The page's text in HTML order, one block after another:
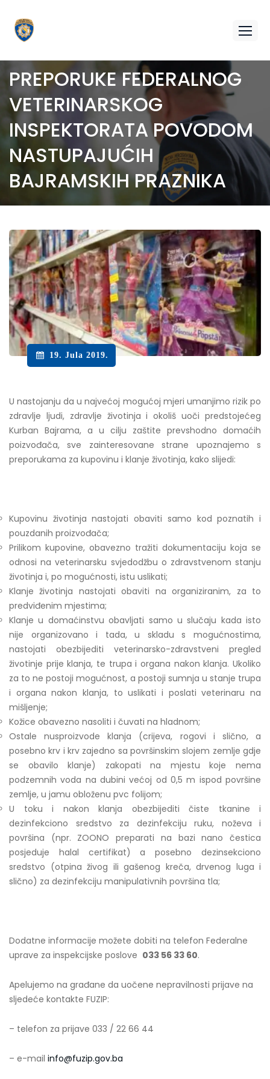
PREPORUKE FEDERALNOG
VETERINARSKOG
INSPEKTORATA POVODOM
NASTUPAJUĆIH
BAJRAMSKIH PRAZNIKA
19. Jula 2019.
U nastojanju da u najvećoj mogućoj mjeri umanjimo rizik po
zdravlje ljudi, zdravlje životinja i okoliš uoči predstojećeg
Kurban Bajrama, a u cilju zaštite prevshodno domaćih
poizvođača, sve zainteresovane strane upoznajemo s
preporukama za kupovinu i klanje životinja, kako slijedi:
Kupovinu životinja nastojati obaviti samo kod poznatih i
pouzdanih proizvođača;
Prilikom kupovine, obavezno tražiti dokumentaciju koja se
odnosi na veterinarsku svjedodžbu o zdravstvenom stanju
životinja i, po mogućnosti, istu uslikati;
Klanje životinja nastojati obaviti na organiziranim, za to
predviđenim mjestima;
Klanje u domaćinstvu obavljati samo u slučaju kada isto
nije organizovano i tada, u skladu s mogućnostima,
nastojati obezbijediti veterinarsko-zdravstveni pregled
životinje prije klanja, te trupa i organa nakon klanja. Ukoliko
za to ne postoji mogućnost, a postoji sumnja u stanje trupa
i organa nakon klanja, to uslikati i poslati veterinaru na
mišljenje;
Kožice obavezno nasoliti i čuvati na hladnom;
Ostale nusproizvode klanja (crijeva, rogovi i slično, a
posebno krv i krv zajedno sa površinskim slojem zemlje gdje
se obavilo klanje) zakopati na mjestu koje nema
podzemnih voda na dubini većoj od 0,5 m ispod površine
zemlje, u jamu obloženu pvc folijom;
U toku i nakon klanja obezbijediti čiste tkanine i
dezinfekciono sredstvo za dezinfekciju ruku, noževa i
površina (npr. ZOONO preparati na bazi nano čestica
posjeduje halal certifikat) a posebno dezinsekciono
sredstvo (otpina živog ili gašenog kreča, drvenog luga i
slično) za dezinfekciju manipulativnih površina tla;
Dodatne informacije možete dobiti na telefon Federalne
uprave za inspekcijske poslove 033 56 33 60.
Apelujemo na građane da uočene nepravilnosti prijave na
sljedeće kontakte FUZIP:
– telefon za prijave 033 / 22 66 44
– e-mail info@fuzip.gov.ba